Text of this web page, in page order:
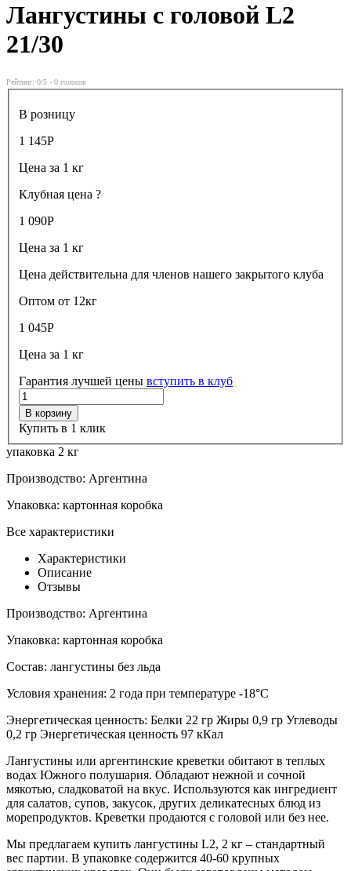
Лангустины с головой L2
21/30
Рейтинг: 0/5 - 0 голосов
В розницу
1 145Р
Цена за 1 кг
Клубная цена ?
1 090Р
Цена за 1 кг
Цена действительна для членов нашего закрытого клуба
Оптом от 12кг
1 045Р
Цена за 1 кг
Гарантия лучшей цены вступить в клуб
В корзину
Купить в 1 клик
упаковка 2 кг
Производство: Аргентина
Упаковка: картонная коробка
Все характеристики
Характеристики
Описание
Отзывы
Производство: Аргентина
Упаковка: картонная коробка
Состав: лангустины без льда
Условия хранения: 2 года при температуре -18°С
Энергетическая ценность: Белки 22 гр Жиры 0,9 гр Углеводы
0,2 гр Энергетическая ценность 97 кКал
Лангустины или аргентинские креветки обитают в теплых
водах Южного полушария. Обладают нежной и сочной
мякотью, сладковатой на вкус. Используются как ингредиент
для салатов, супов, закусок, других деликатесных блюд из
морепродуктов. Креветки продаются с головой или без нее.
Мы предлагаем купить лангустины L2, 2 кг – стандартный
вес партии. В упаковке содержится 40-60 крупных